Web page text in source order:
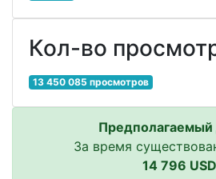
Кол-во
13 450 085 просмотров
Предполагаемый
За время
14 796 USD